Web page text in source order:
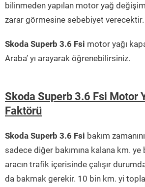
bilinmeden yapılan motor yağ
zarar görmesine sebebiyet verecektir.
Skoda Superb 3.6 Fsi motor yağı
Araba’ yı arayarak öğrenebilirsiniz.
Skoda Superb 3.6 Fsi Motor
Faktörü
Skoda Superb 3.6 Fsi bakım
sadece diğer bakımına kalana km.
aracın trafik içerisinde çalışır
da bakmak gerekir. 10 bin km. yi